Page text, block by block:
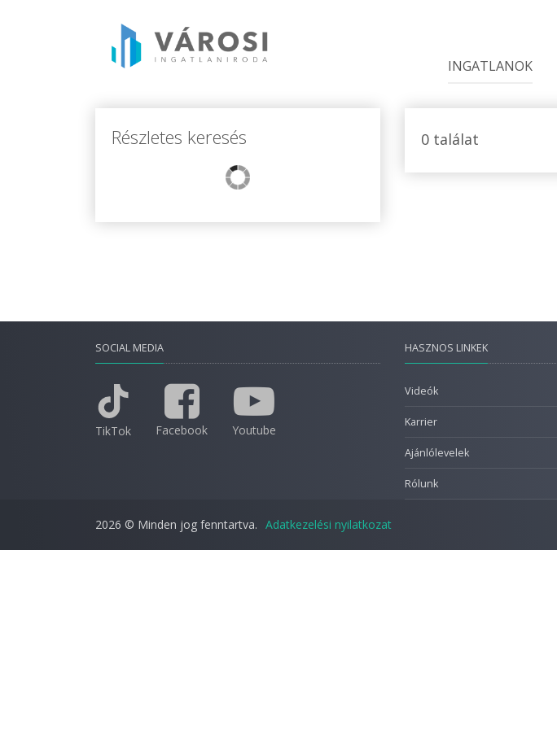
INGATLANOK
Részletes keresés 0 találat
SOCIAL MEDIA
TikTok Facebook Youtube
HASZNOS LINKEK
Videók
Karrier
Ajánlólevelek
Rólunk
2026 © Minden jog fenntartva. Adatkezelési nyilatkozat